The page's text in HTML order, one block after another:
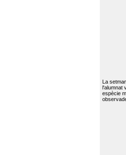
La
l'alumnat
espècie